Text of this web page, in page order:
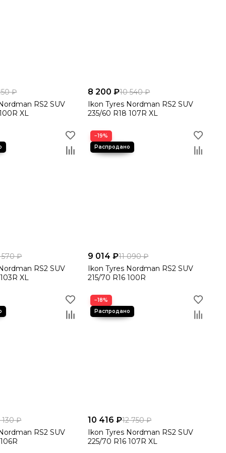
₽
RS2 SUV
XL
8 200 ₽10 540 ₽
Ikon Tyres Nordman RS2 SUV
235/60 R18 107R XL
570 ₽
RS2 SUV
XL
−19%
9 014 ₽11 090 ₽
Ikon Tyres Nordman RS2 SUV
215/70 R16 100R
130 ₽
RS2 SUV
−18%
10 416 ₽12 750 ₽
Ikon Tyres Nordman RS2 SUV
225/70 R16 107R XL